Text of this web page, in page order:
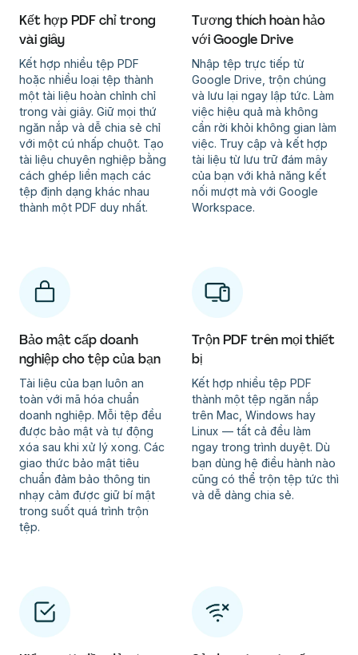
Kết hợp PDF chỉ trong
vài giây
Kết hợp nhiều tệp PDF
hoặc nhiều loại tệp thành
một tài liệu hoàn chỉnh chỉ
trong vài giây. Giữ mọi thứ
ngăn nắp và dễ chia sẻ chỉ
với một cú nhấp chuột. Tạo
tài liệu chuyên nghiệp bằng
cách ghép liền mạch các
tệp định dạng khác nhau
thành một PDF duy nhất.
Tương thích hoàn hảo
với Google Drive
Nhập tệp trực tiếp từ
Google Drive, trộn chúng
và lưu lại ngay lập tức. Làm
việc hiệu quả mà không
cần rời khỏi không gian làm
việc. Truy cập và kết hợp
tài liệu từ lưu trữ đám mây
của bạn với khả năng kết
nối mượt mà với Google
Workspace.
Bảo mật cấp doanh
nghiệp cho tệp của bạn
Tài liệu của bạn luôn an
toàn với mã hóa chuẩn
doanh nghiệp. Mỗi tệp đều
được bảo mật và tự động
xóa sau khi xử lý xong. Các
giao thức bảo mật tiêu
chuẩn đảm bảo thông tin
nhạy cảm được giữ bí mật
trong suốt quá trình trộn
tệp.
Trộn PDF trên mọi thiết
bị
Kết hợp nhiều tệp PDF
thành một tệp ngăn nắp
trên Mac, Windows hay
Linux — tất cả đều làm
ngay trong trình duyệt. Dù
bạn dùng hệ điều hành nào
cũng có thể trộn tệp tức thì
và dễ dàng chia sẻ.